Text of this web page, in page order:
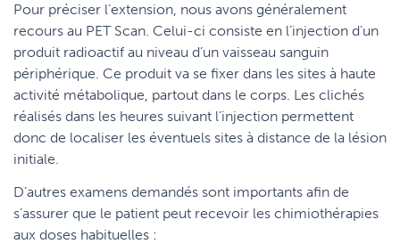
Pour préciser l’extension, nous avons généralement
recours au PET Scan. Celui-ci consiste en l’injection d’un
produit radioactif au niveau d’un vaisseau sanguin
périphérique. Ce produit va se fixer dans les sites à haute
activité métabolique, partout dans le corps. Les clichés
réalisés dans les heures suivant l’injection permettent
donc de localiser les éventuels sites à distance de la lésion
initiale.
D’autres examens demandés sont importants afin de
s’assurer que le patient peut recevoir les chimiothérapies
aux doses habituelles :